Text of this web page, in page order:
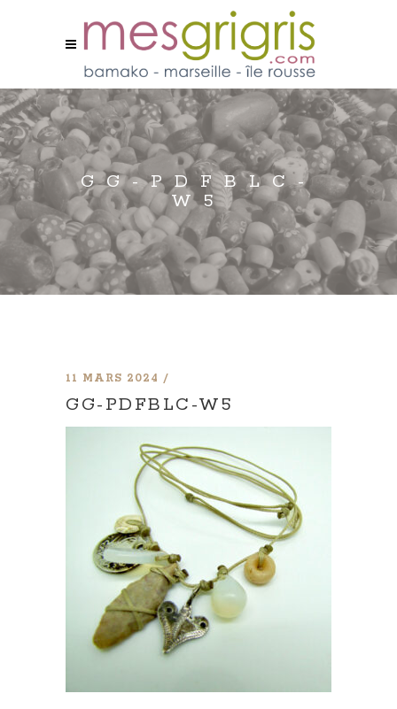
GG-PDFBLC-
W5
11 MARS 2024
GG-PDFBLC-W5